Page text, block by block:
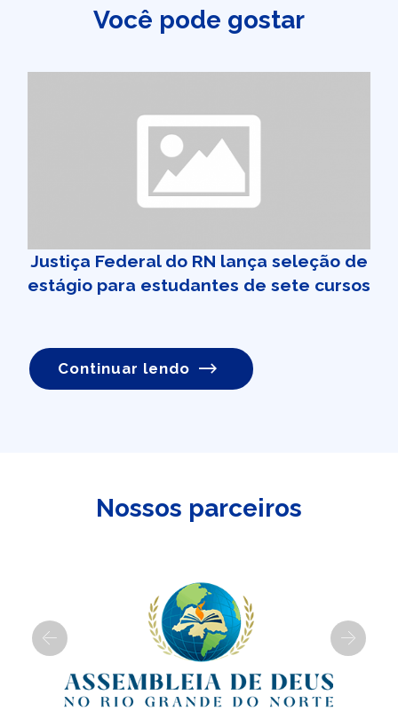
Você pode gostar
Justiça Federal do RN lança seleção de
estágio para estudantes de sete cursos
Continuar lendo
Nossos parceiros
Previous Next